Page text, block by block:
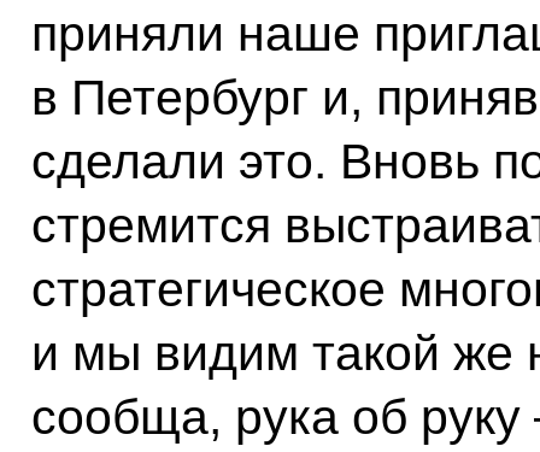
приняли наше
в Петербург и,
сделали это. Вновь
стремится
стратегическое
и мы видим такой же
сообща, рука об